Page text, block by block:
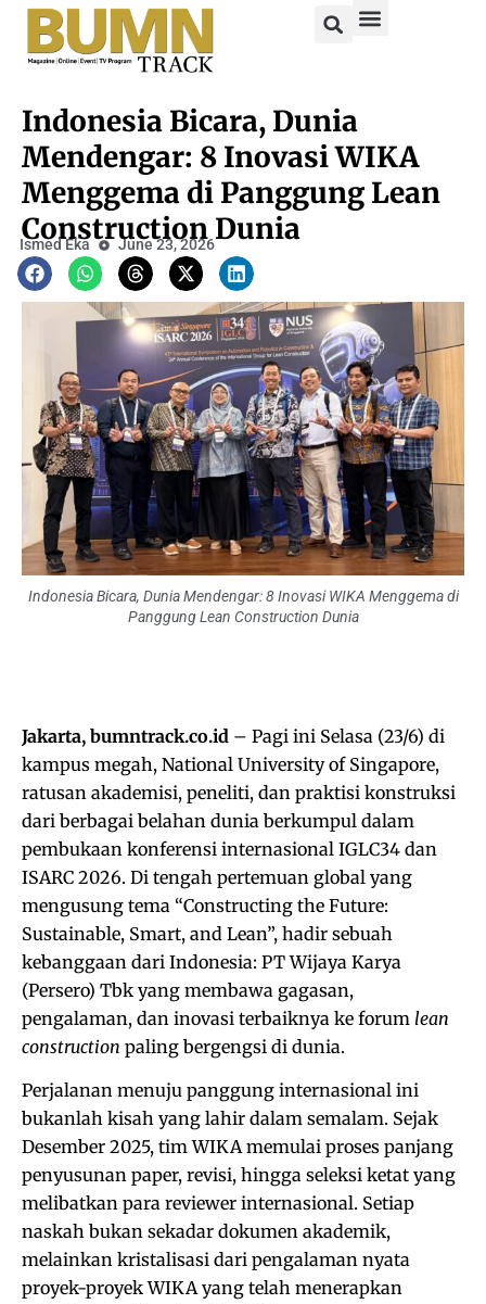
Indonesia Bicara, Dunia
Mendengar: 8 Inovasi WIKA
Menggema di Panggung Lean
Construction Dunia
Ismed Eka June 23, 2026
Indonesia Bicara, Dunia Mendengar: 8 Inovasi WIKA Menggema di
Panggung Lean Construction Dunia
Jakarta, bumntrack.co.id – Pagi ini Selasa (23/6) di
kampus megah, National University of Singapore,
ratusan akademisi, peneliti, dan praktisi konstruksi
dari berbagai belahan dunia berkumpul dalam
pembukaan konferensi internasional IGLC34 dan
ISARC 2026. Di tengah pertemuan global yang
mengusung tema “Constructing the Future:
Sustainable, Smart, and Lean”, hadir sebuah
kebanggaan dari Indonesia: PT Wijaya Karya
(Persero) Tbk yang membawa gagasan,
pengalaman, dan inovasi terbaiknya ke forum lean
construction paling bergengsi di dunia.
Perjalanan menuju panggung internasional ini
bukanlah kisah yang lahir dalam semalam. Sejak
Desember 2025, tim WIKA memulai proses panjang
penyusunan paper, revisi, hingga seleksi ketat yang
melibatkan para reviewer internasional. Setiap
naskah bukan sekadar dokumen akademik,
melainkan kristalisasi dari pengalaman nyata
proyek-proyek WIKA yang telah menerapkan